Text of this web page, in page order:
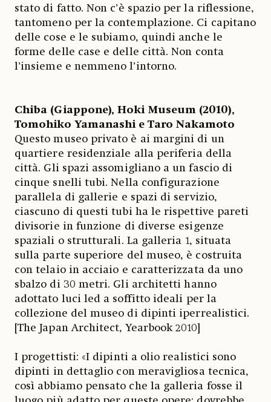
stato di fatto. Non c’è spazio per la riflessione,
tantomeno per la contemplazione. Ci capitano
delle cose e le subiamo, quindi anche le
forme delle case e delle città. Non conta
l’insieme e nemmeno l’intorno.
Chiba (Giappone), Hoki Museum (2010),
Tomohiko Yamanashi e Taro Nakamoto
Questo museo privato è ai margini di un
quartiere residenziale alla periferia della
città. Gli spazi assomigliano a un fascio di
cinque snelli tubi. Nella configurazione
parallela di gallerie e spazi di servizio,
ciascuno di questi tubi ha le rispettive pareti
divisorie in funzione di diverse esigenze
spaziali o strutturali. La galleria 1, situata
sulla parte superiore del museo, è costruita
con telaio in acciaio e caratterizzata da uno
sbalzo di 30 metri. Gli architetti hanno
adottato luci led a soffitto ideali per la
collezione del museo di dipinti iperrealistici.
[The Japan Architect, Yearbook 2010]
I progettisti: «I dipinti a olio realistici sono
dipinti in dettaglio con meravigliosa tecnica,
così abbiamo pensato che la galleria fosse il